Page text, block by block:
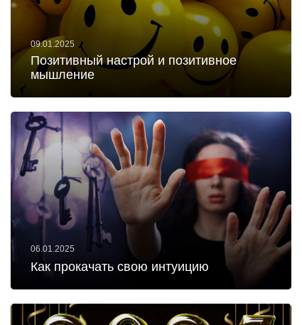
09.01.2025
Позитивный настрой и позитивное
мышление
06.01.2025
Как прокачать свою интуицию